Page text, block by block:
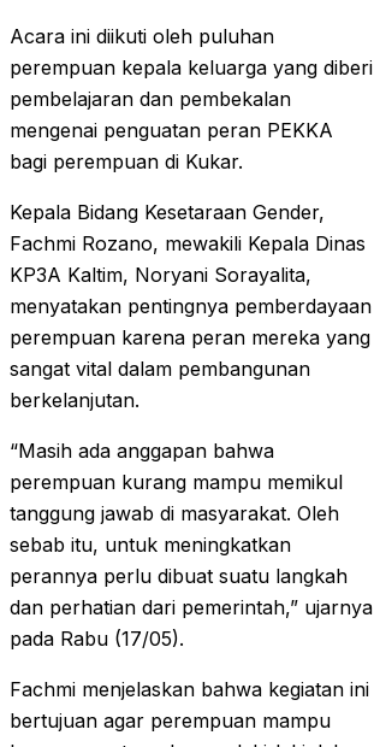
Acara ini diikuti oleh puluhan
perempuan kepala keluarga yang diberi
pembelajaran dan pembekalan
mengenai penguatan peran PEKKA
bagi perempuan di Kukar.
Kepala Bidang Kesetaraan Gender,
Fachmi Rozano, mewakili Kepala Dinas
KP3A Kaltim, Noryani Sorayalita,
menyatakan pentingnya pemberdayaan
perempuan karena peran mereka yang
sangat vital dalam pembangunan
berkelanjutan.
“Masih ada anggapan bahwa
perempuan kurang mampu memikul
tanggung jawab di masyarakat. Oleh
sebab itu, untuk meningkatkan
perannya perlu dibuat suatu langkah
dan perhatian dari pemerintah,” ujarnya
pada Rabu (17/05).
Fachmi menjelaskan bahwa kegiatan ini
bertujuan agar perempuan mampu